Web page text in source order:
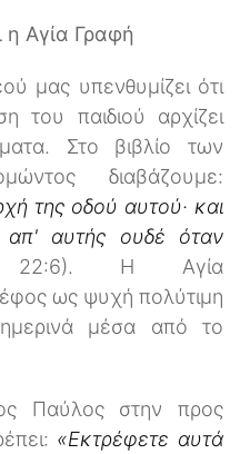
η Αγία Γραφή
μας υπενθυμίζει ότι
του παιδιού αρχίζει
Στο βιβλίο των
διαβάζουμε:
της οδού αυτού· και
απ' αυτής ουδέ όταν
22:6). Η Αγία
ως ψυχή πολύτιμη
μέσα από το
Παύλος στην προς
«Εκτρέφετε αυτά